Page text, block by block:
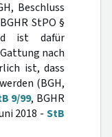
Beschluss
StPO §
ist dafür
nach
ist, dass
(BGH,
9/99, BGHR
2018 - StB